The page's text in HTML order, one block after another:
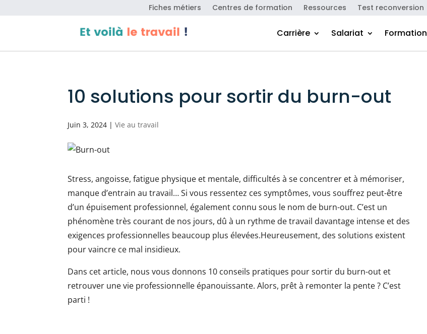
Fiches métiers Centres de formation Ressources Test reconversion
Carrière Salariat Formation
10 solutions pour sortir du burn-out
Juin 3, 2024 |Vie au travail
Stress, angoisse, fatigue physique et mentale, difficultés à se concentrer et à mémoriser,
manque d’entrain au travail… Si vous ressentez ces symptômes, vous souffrez peut-être
d’un épuisement professionnel, également connu sous le nom de burn-out. C’est un
phénomène très courant de nos jours, dû à un rythme de travail davantage intense et des
exigences professionnelles beaucoup plus élevées.Heureusement, des solutions existent
pour vaincre ce mal insidieux.
Dans cet article, nous vous donnons 10 conseils pratiques pour sortir du burn-out et
retrouver une vie professionnelle épanouissante. Alors, prêt à remonter la pente ? C’est
parti !